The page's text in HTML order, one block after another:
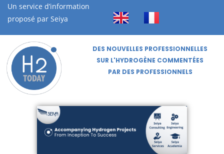
Un service d’information
proposé par Seiya
DES NOUVELLES PROFESSIONNELLES
SUR L'HYDROGÈNE COMMENTÉES
PAR DES PROFESSIONNELS